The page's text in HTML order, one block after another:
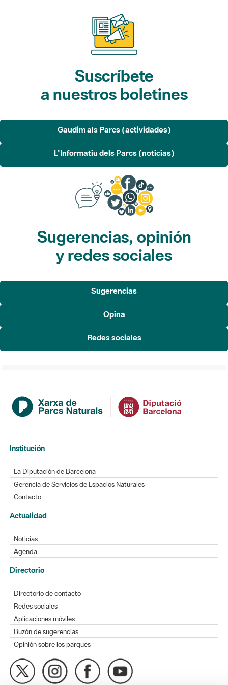
Suscríbete
a nuestros boletines
Gaudim als Parcs (actividades)
L'Informatiu dels Parcs (noticias)
Sugerencias, opinión
y redes sociales
Sugerencias
Opina
Redes sociales
Institución
La Diputación de Barcelona
Gerencia de Servicios de Espacios Naturales
Contacto
Actualidad
Noticias
Agenda
Directorio
Directorio de contacto
Redes sociales
Aplicaciones móviles
Buzón de sugerencias
Opinión sobre los parques